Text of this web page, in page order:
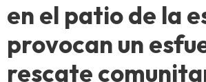
en el patio de la
provocan un
rescate